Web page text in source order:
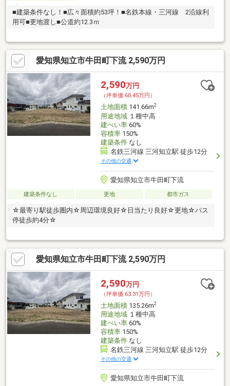
■建築条件なし！■広々面積約53坪！■名鉄本線・三河線 2沿線利
用可■更地渡し■公道約12.3ｍ
愛知県知立市牛田町下流 2,590万円
2,590万円
（坪単価:60.45万円）
土地面積141.66m2
用途地域１種中高
建ぺい率60%
容積率150%
建築条件なし
名鉄三河線 三河知立駅 徒歩12分
その他の交通
愛知県知立市牛田町下流
建築条件なし 更地 都市ガス
☆最寄り駅徒歩圏内☆周辺環境良好☆日当たり良好☆更地☆バス
停徒歩約4分☆
愛知県知立市牛田町下流 2,590万円
2,590万円
（坪単価:63.31万円）
土地面積135.26m2
用途地域１種中高
建ぺい率60%
容積率150%
建築条件なし
名鉄三河線 三河知立駅 徒歩12分
その他の交通
愛知県知立市牛田町下流